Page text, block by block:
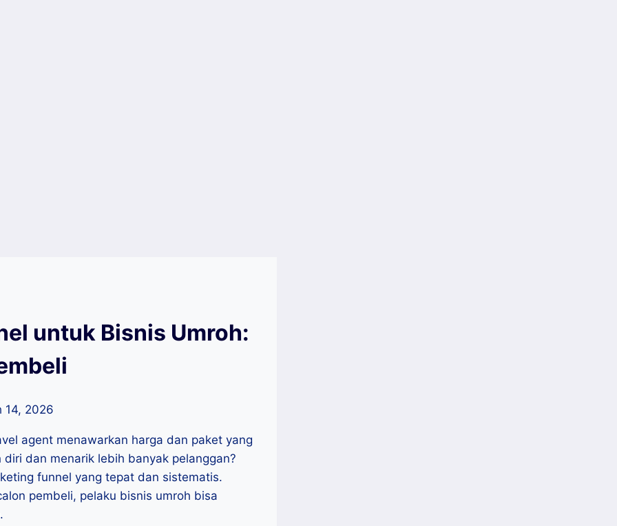
untuk Bisnis Umroh:
14, 2026
agent menawarkan harga dan paket yang
dan menarik lebih banyak pelanggan?
funnel yang tepat dan sistematis.
pembeli, pelaku bisnis umroh bisa